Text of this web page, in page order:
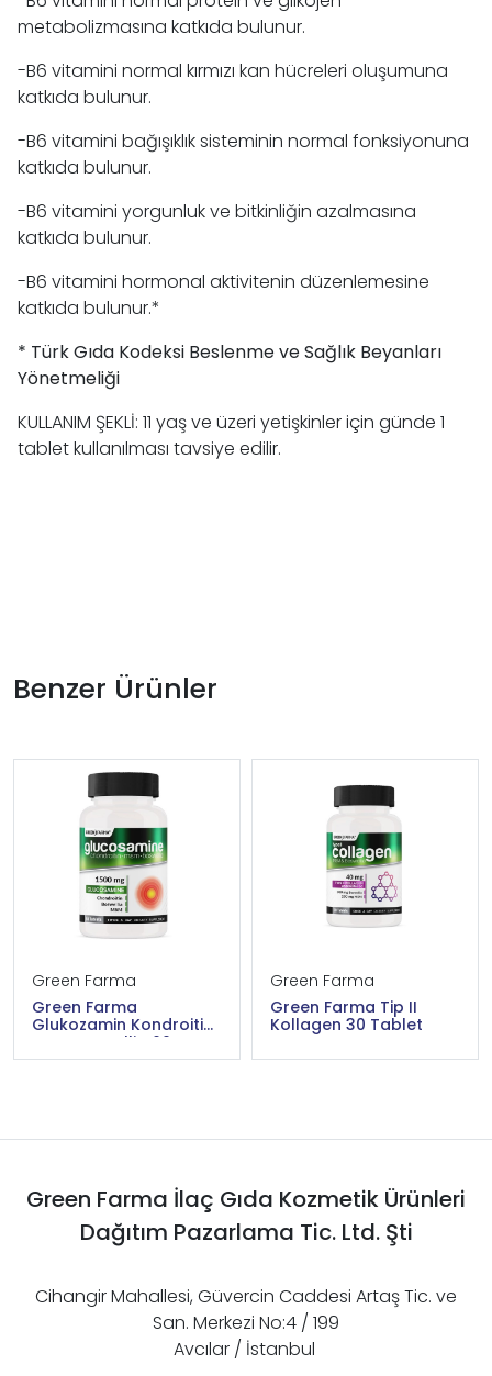
metabolizmasına katkıda bulunur.
-B6 vitamini normal kırmızı kan hücreleri oluşumuna
katkıda bulunur.
-B6 vitamini bağışıklık sisteminin normal fonksiyonuna
katkıda bulunur.
-B6 vitamini yorgunluk ve bitkinliğin azalmasına
katkıda bulunur.
-B6 vitamini hormonal aktivitenin düzenlemesine
katkıda bulunur.*
* Türk Gıda Kodeksi Beslenme ve Sağlık Beyanları
Yönetmeliği
KULLANIM ŞEKLİ: 11 yaş ve üzeri yetişkinler için günde 1
tablet kullanılması tavsiye edilir.
Benzer Ürünler
Green Farma
Green Farma
Glukozamin Kondroitin
MSM Boswellia 60
Tablet
Green Farma
Green Farma Tip II
Kollagen 30 Tablet
Green Farma İlaç Gıda Kozmetik Ürünleri
Dağıtım Pazarlama Tic. Ltd. Şti
Cihangir Mahallesi, Güvercin Caddesi Artaş Tic. ve
San. Merkezi No:4 / 199
Avcılar / İstanbul